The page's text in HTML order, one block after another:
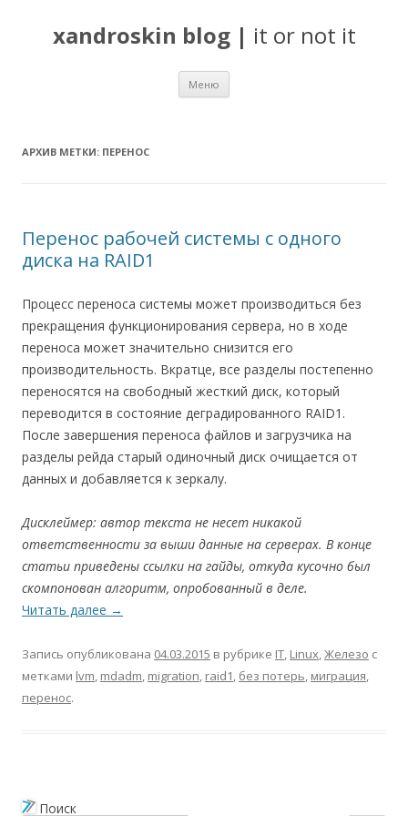
xandroskin blog| it or not it
Меню
АРХИВ МЕТКИ: ПЕРЕНОС
Перенос рабочей системы с одного
диска на RAID1
Процесс переноса системы может производиться без
прекращения функционирования сервера, но в ходе
переноса может значительно снизится его
производительность. Вкратце, все разделы постепенно
переносятся на свободный жесткий диск, который
переводится в состояние деградированного RAID1.
После завершения переноса файлов и загрузчика на
разделы рейда старый одиночный диск очищается от
данных и добавляется к зеркалу.
Дисклеймер: автор текста не несет никакой
ответственности за выши данные на серверах. В конце
статьи приведены ссылки на гайды, откуда кусочно был
скомпонован алгоритм, опробованный в деле.
Читать далее →
Запись опубликована 04.03.2015 в рубрике IT, Linux,Железо с
метками lvm, mdadm, migration, raid1, без потерь, миграция,
перенос.
Поиск